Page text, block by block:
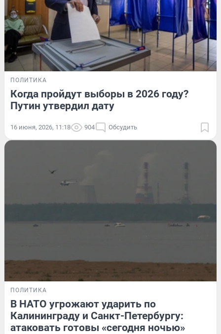
ПОЛИТИКА
Когда пройдут выборы в 2026 году?
Путин утвердил дату
16 июня, 2026, 11:18 904 Обсудить
ПОЛИТИКА
В НАТО угрожают ударить по
Калининграду и Санкт-Петербургу:
атаковать готовы «сегодня ночью»